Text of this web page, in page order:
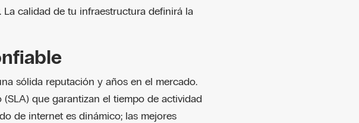
calidad de tu infraestructura definirá la
sólida reputación y años en el mercado.
que garantizan el tiempo de actividad
de internet es dinámico; las mejores